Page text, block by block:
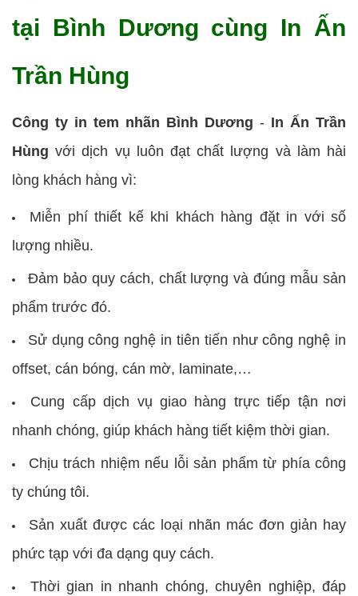
tại Bình Dương cùng In Ấn
Trần Hùng
Công ty in tem nhãn Bình Dương - In Ấn Trần
Hùng với dịch vụ luôn đạt chất lượng và làm hài
lòng khách hàng vì:
Miễn phí thiết kế khi khách hàng đặt in với số
lượng nhiều.
Đảm bảo quy cách, chất lượng và đúng mẫu sản
phẩm trước đó.
Sử dụng công nghệ in tiên tiến như công nghệ in
offset, cán bóng, cán mờ, laminate,…
Cung cấp dịch vụ giao hàng trực tiếp tận nơi
nhanh chóng, giúp khách hàng tiết kiệm thời gian.
Chịu trách nhiệm nếu lỗi sản phẩm từ phía công
ty chúng tôi.
Sản xuất được các loại nhãn mác đơn giản hay
phức tạp với đa dạng quy cách.
Thời gian in nhanh chóng, chuyên nghiệp, đáp